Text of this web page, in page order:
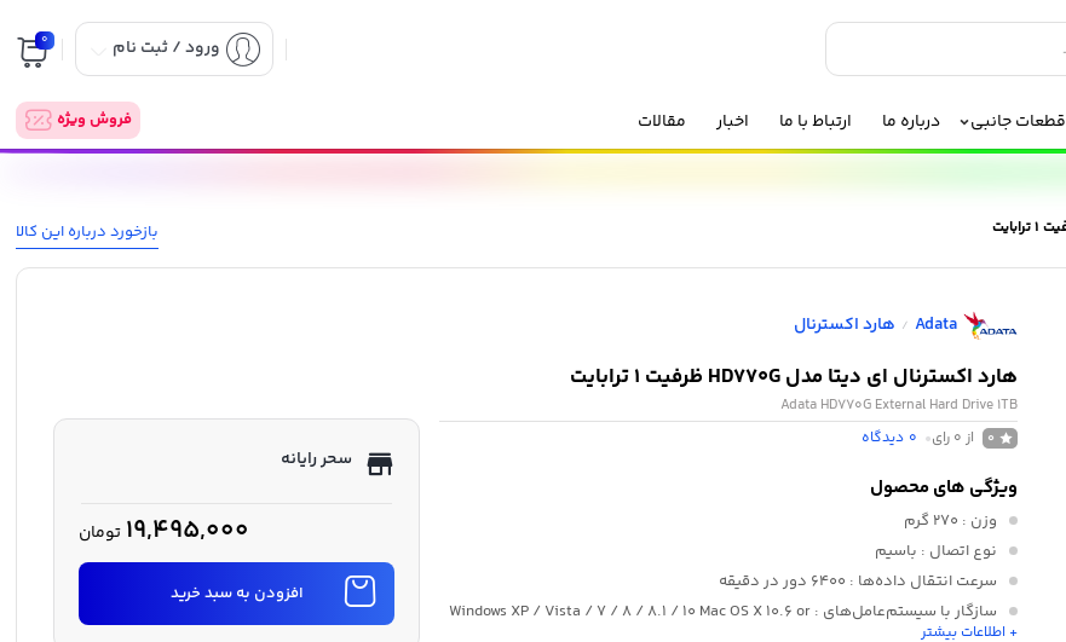
ورود / ثبت نام 0
قطعات جانبی درباره ما ارتباط با ما اخبار مقالات فروش ویژه
بازخورد درباره این کالا
Adata
/ هارد اکسترنال
هارد اکسترنال ای دیتا مدل HD770G ظرفیت 1 ترابایت
Adata HD770G External Hard Drive 1TB
0 از 0 رای 0 دیدگاه
ویژگی های محصول
وزن : ۲۷۰ گرم
نوع اتصال : باسیم
سرعت انتقال داده‌ها : ۶۴۰۰ دور در دقیقه
سازگار با سیستم‌عامل‌های : Windows XP / Vista / ۷ / ۸ / ۸.۱ / ۱۰ Mac OS X ۱۰.۶ or
+ اطلاعات بیشتر
سحر رایانه
19,495,000 تومان
افزودن به سبد خرید